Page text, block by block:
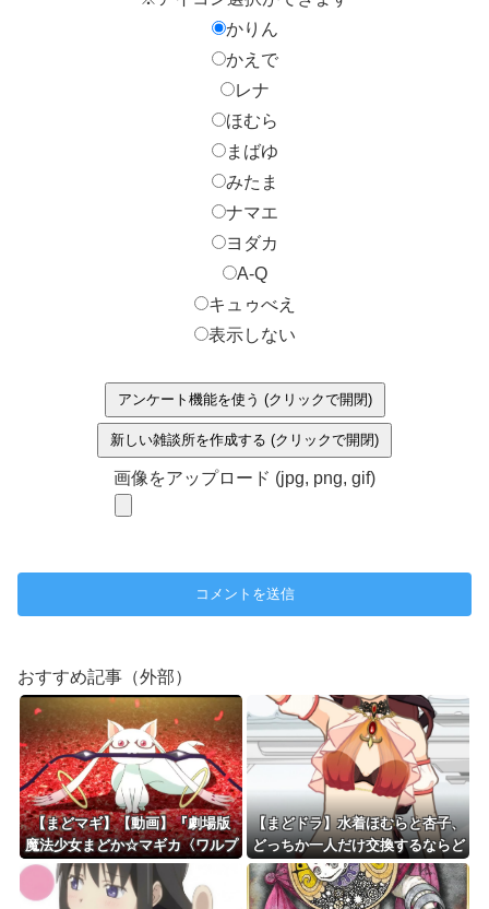
かりん
かえで
レナ
ほむら
まばゆ
みたま
ナマエ
ヨダカ
A-Q
キュゥべえ
表示しない
アンケート機能を使う (クリックで開閉)
新しい雑談所を作成する (クリックで開閉)
画像をアップロード (jpg, png, gif)
おすすめ記事（外部）
【まどマギ】【動画】『劇場版
魔法少女まどか☆マギカ〈ワルプ
ルギスの廻天〉』本予告が公
開！！！！
【まどドラ】水着ほむらと杏子、
どっちか一人だけ交換するならど
っちがいいの